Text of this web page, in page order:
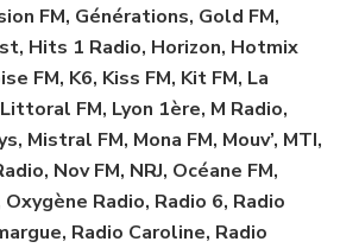
FM, Générations, Gold FM,
Hits 1 Radio, Horizon, Hotmix
FM, K6, Kiss FM, Kit FM, La
FM, Lyon 1ère, M Radio,
Mistral FM, Mona FM, Mouv’, MTI,
Nov FM, NRJ, Océane FM,
Oxygène Radio, Radio 6, Radio
Radio Caroline, Radio